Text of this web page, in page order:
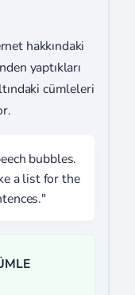
hakkındaki
yaptıkları
cümleleri
bubbles.
a list for the